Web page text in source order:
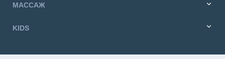
МАССАЖ
KIDS